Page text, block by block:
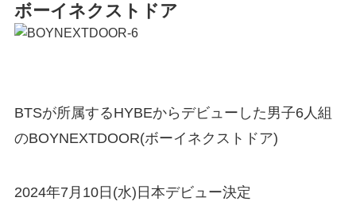
ボーイネクストドア
BTSが所属するHYBEからデビューした男子6人組
のBOYNEXTDOOR(ボーイネクストドア)
2024年7月10日(水)日本デビュー決定